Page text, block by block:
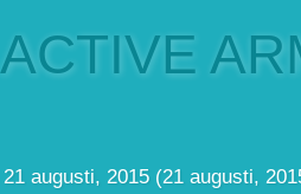
ACTIVE
21 augusti, 2015 (21 augusti,